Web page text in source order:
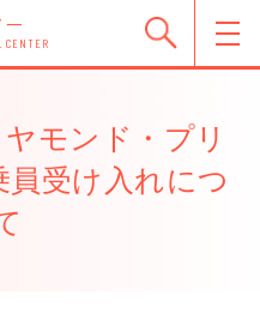
CENTER
モンド・プリ
員受け入れにつ